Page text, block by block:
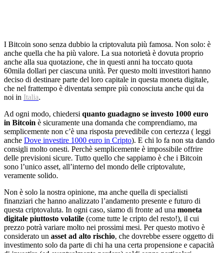
I Bitcoin sono senza dubbio la criptovaluta più famosa. Non solo: è
anche quella che ha più valore. La sua notorietà è dovuta proprio
anche alla sua quotazione, che in questi anni ha toccato quota
60mila dollari per ciascuna unità. Per questo molti investitori hanno
deciso di destinare parte del loro capitale in questa moneta digitale,
che nel frattempo è diventata sempre più conosciuta anche qui da
noi in Italia.
Ad ogni modo, chiedersi quanto guadagno se investo 1000 euro
in Bitcoin è sicuramente una domanda che comprendiamo, ma
semplicemente non c’è una risposta prevedibile con certezza ( leggi
anche Dove investire 1000 euro in Cripto). E chi lo fa non sta dando
consigli molto onesti. Perchè semplicemente è impossibile offrire
delle previsioni sicure. Tutto quello che sappiamo è che i Bitcoin
sono l’unico asset, all’interno del mondo delle criptovalute,
veramente solido.
Non è solo la nostra opinione, ma anche quella di specialisti
finanziari che hanno analizzato l’andamento presente e futuro di
questa criptovaluta. In ogni caso, siamo di fronte ad una moneta
digitale piuttosto volatile (come tutte le cripto del resto!), il cui
prezzo potrà variare molto nei prossimi mesi. Per questo motivo è
considerato un asset ad alto rischio, che dovrebbe essere oggetto di
investimento solo da parte di chi ha una certa propensione e capacità